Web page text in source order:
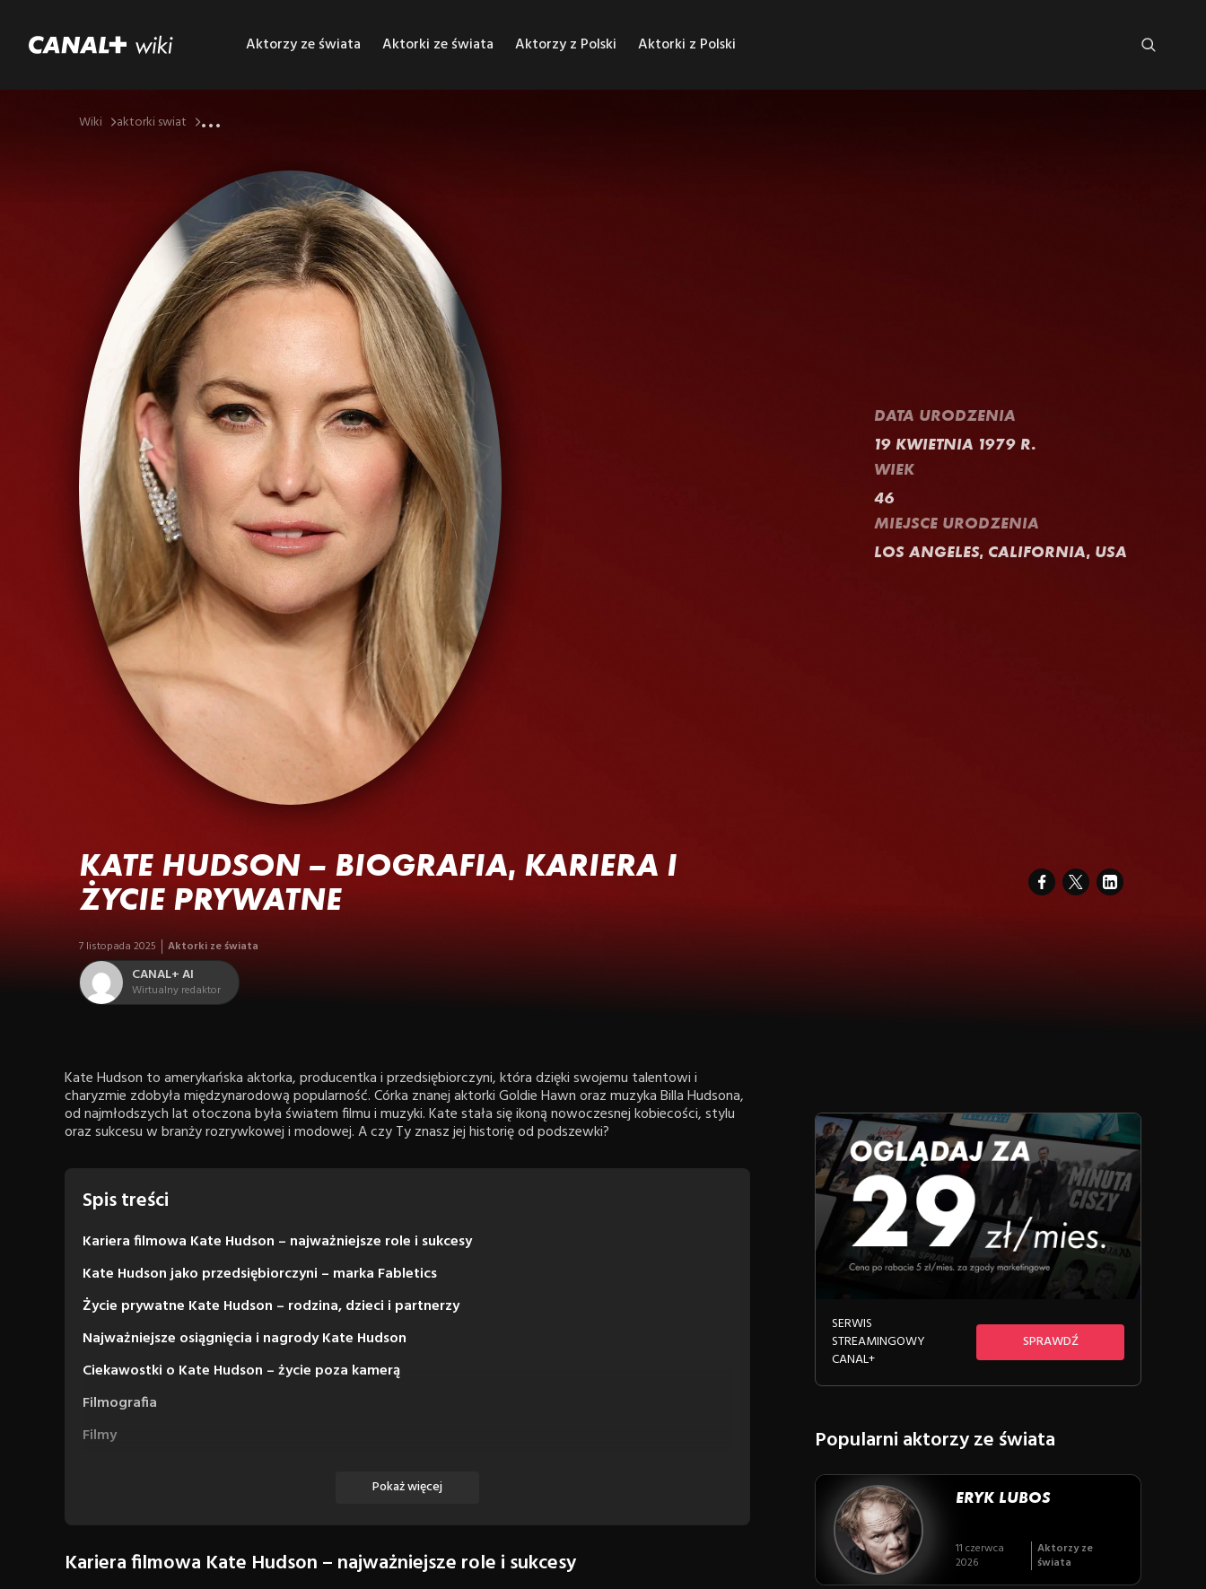
Aktorzy ze świata Aktorki ze świata Aktorzy z Polski Aktorki z Polski
Wiki aktorki swiat ...
DATA URODZENIA
19 KWIETNIA 1979 R.
WIEK
46
MIEJSCE URODZENIA
LOS ANGELES, CALIFORNIA, USA
KATE HUDSON – BIOGRAFIA, KARIERA I
ŻYCIE PRYWATNE
7 listopada 2025 Aktorki ze świata
CANAL+ AI
Wirtualny redaktor
Kate Hudson to amerykańska aktorka, producentka i przedsiębiorczyni, która dzięki swojemu talentowi i
charyzmie zdobyła międzynarodową popularność. Córka znanej aktorki Goldie Hawn oraz muzyka Billa Hudsona,
od najmłodszych lat otoczona była światem filmu i muzyki. Kate stała się ikoną nowoczesnej kobiecości, stylu
oraz sukcesu w branży rozrywkowej i modowej. A czy Ty znasz jej historię od podszewki?
Spis treści
Kariera filmowa Kate Hudson – najważniejsze role i sukcesy
Kate Hudson jako przedsiębiorczyni – marka Fabletics
Życie prywatne Kate Hudson – rodzina, dzieci i partnerzy
Najważniejsze osiągnięcia i nagrody Kate Hudson
Ciekawostki o Kate Hudson – życie poza kamerą
Filmografia
Filmy
Pokaż więcej
Kariera filmowa Kate Hudson – najważniejsze role i sukcesy
SERWIS
STREAMINGOWY
CANAL+
SPRAWDŹ
Popularni aktorzy ze świata
ERYK LUBOS
11 czerwca
2026
Aktorzy ze
świata